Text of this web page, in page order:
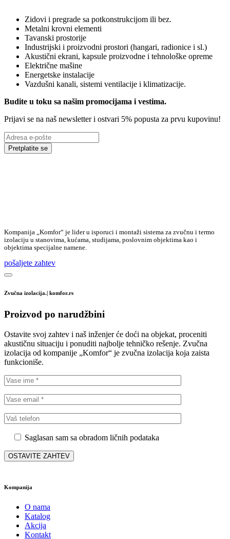
Zidovi i pregrade sa potkonstrukcijom ili bez.
Metalni krovni elementi
Tavanski prostorije
Industrijski i proizvodni prostori (hangari, radionice i sl.)
Akustični ekrani, kapsule proizvodne i tehnološke opreme
Električne mašine
Energetske instalacije
Vazdušni kanali, sistemi ventilacije i klimatizacije.
Budite u toku sa našim promocijama i vestima.
Prijavi se na naš newsletter i ostvari 5% popusta za prvu kupovinu!
Pretplatite se
Kompanija „Komfor“ je lider u isporuci i montaži sistema za zvučnu i termo
izolaciju u stanovima, kućama, studijama, poslovnim objektima kao i
objektima specijalne namene.
pošaljete zahtev
Zvučna izolacija.| komfor.rs
Proizvod po narudžbini
Ostavite svoj zahtev i naš inženjer će doći na objekat, proceniti
akustičnu situaciju i ponuditi najbolje tehničko rešenje. Zvučna
izolacija od kompanije „Komfor“ je zvučna izolacija koja zaista
funkcioniše.
Saglasan sam sa obradom ličnih podataka
Kompanija
O nama
Katalog
Akcija
Kontakt